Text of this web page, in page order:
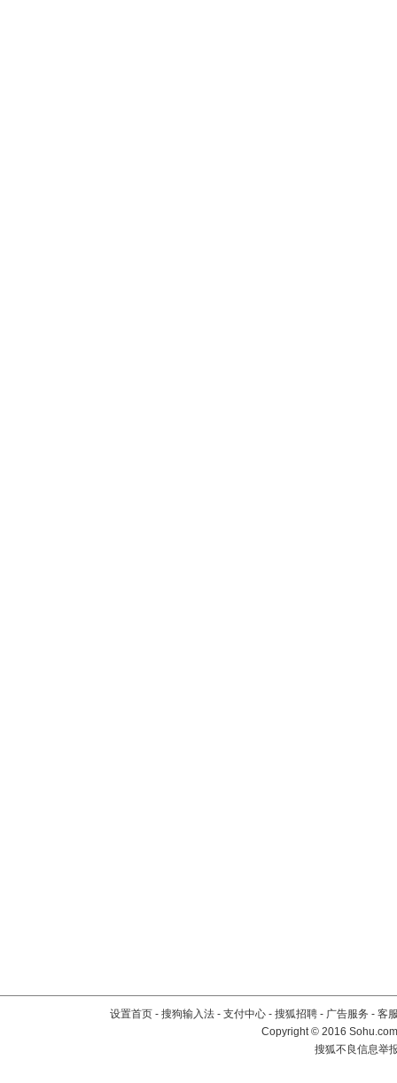
设置首页 - 搜狗输入法 - 支付中心 - 搜狐招聘 - 广告服务 - 客
Copyright©2016
搜狐不良信息举